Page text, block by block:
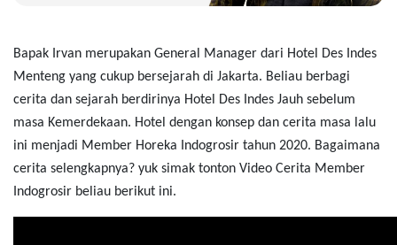
Bapak Irvan merupakan General Manager dari Hotel Des Indes
Menteng yang cukup bersejarah di Jakarta. Beliau berbagi
cerita dan sejarah berdirinya Hotel Des Indes Jauh sebelum
masa Kemerdekaan. Hotel dengan konsep dan cerita masa lalu
ini menjadi Member Horeka Indogrosir tahun 2020. Bagaimana
cerita selengkapnya? yuk simak tonton Video Cerita Member
Indogrosir beliau berikut ini.